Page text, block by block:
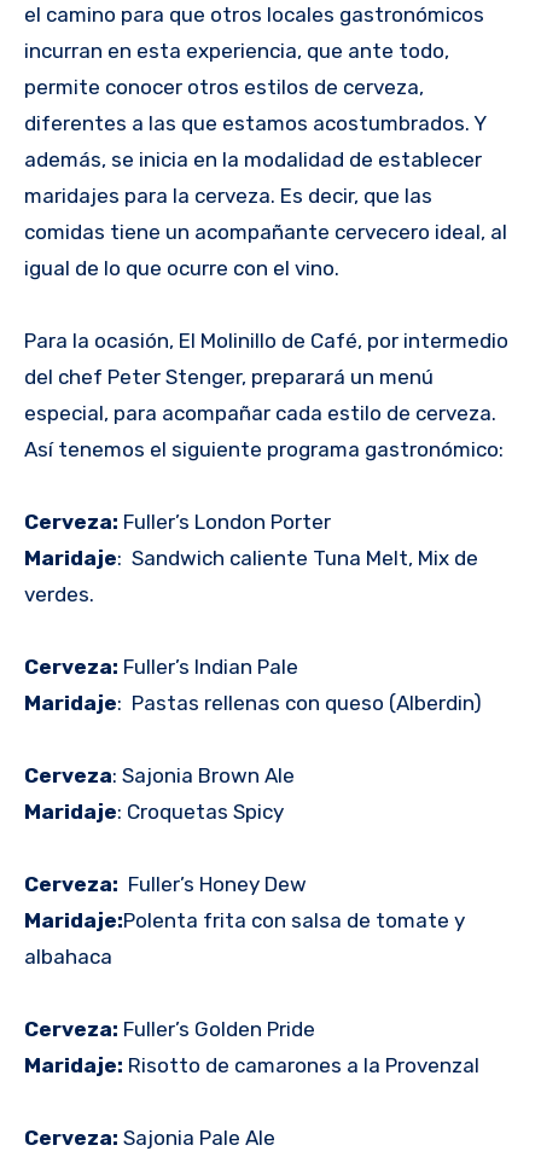
el camino para que otros locales gastronómicos
incurran en esta experiencia, que ante todo,
permite conocer otros estilos de cerveza,
diferentes a las que estamos acostumbrados. Y
además, se inicia en la modalidad de establecer
maridajes para la cerveza. Es decir, que las
comidas tiene un acompañante cervecero ideal, al
igual de lo que ocurre con el vino.
Para la ocasión, El Molinillo de Café, por intermedio
del chef Peter Stenger, preparará un menú
especial, para acompañar cada estilo de cerveza.
Así tenemos el siguiente programa gastronómico:
Cerveza: Fuller’s London Porter
Maridaje: Sandwich caliente Tuna Melt, Mix de
verdes.
Cerveza: Fuller’s Indian Pale
Maridaje: Pastas rellenas con queso (Alberdin)
Cerveza: Sajonia Brown Ale
Maridaje: Croquetas Spicy
Cerveza: Fuller’s Honey Dew
Maridaje:Polenta frita con salsa de tomate y
albahaca
Cerveza: Fuller’s Golden Pride
Maridaje: Risotto de camarones a la Provenzal
Cerveza: Sajonia Pale Ale